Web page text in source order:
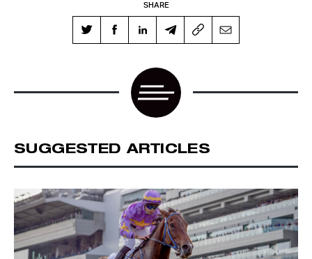
SHARE
SUGGESTED ARTICLES